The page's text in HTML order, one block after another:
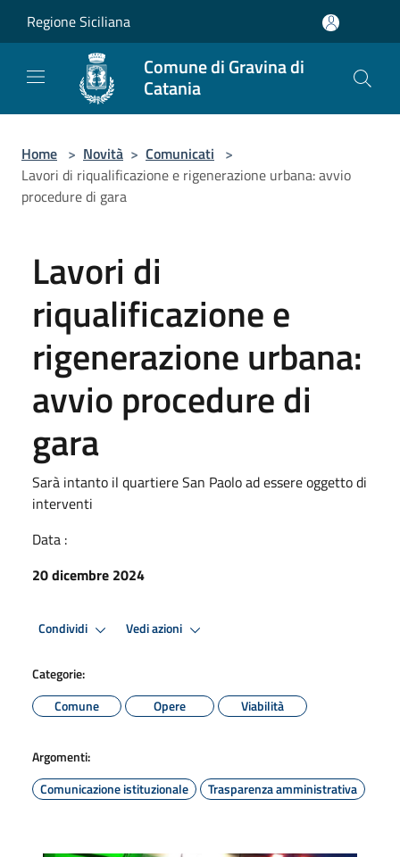
Regione Siciliana
Comune di Gravina di
Catania
Home > Novità > Comunicati >
Lavori di riqualificazione e rigenerazione urbana: avvio
procedure di gara
Lavori di
riqualificazione e
rigenerazione urbana:
avvio procedure di
gara
Sarà intanto il quartiere San Paolo ad essere oggetto di
interventi
Data :
20 dicembre 2024
Condividi Vedi azioni
Categorie:
Comune
Opere Viabilità
Argomenti:
Comunicazione istituzionale
Trasparenza amministrativa